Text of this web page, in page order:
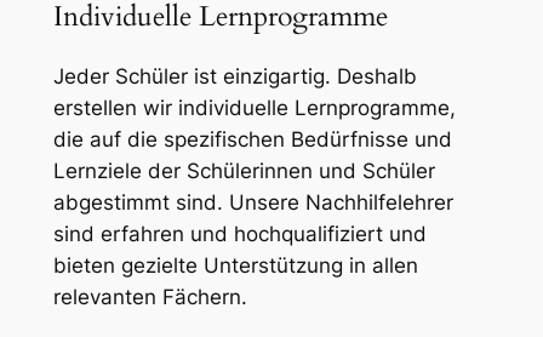
Individuelle Lernprogramme
Jeder Schüler ist einzigartig. Deshalb
erstellen wir individuelle Lernprogramme,
die auf die spezifischen Bedürfnisse und
Lernziele der Schülerinnen und Schüler
abgestimmt sind. Unsere Nachhilfelehrer
sind erfahren und hochqualifiziert und
bieten gezielte Unterstützung in allen
relevanten Fächern.